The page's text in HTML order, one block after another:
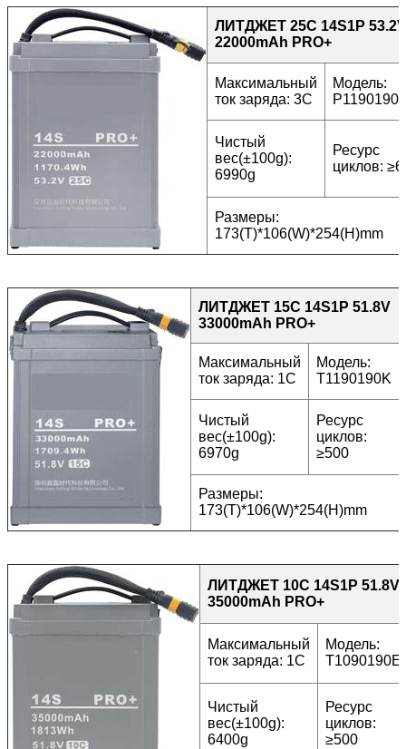
ЛИТДЖЕТ 25C 14S1P 53.2V
22000mAh PRO+
Максимальный
ток заряда: 3C
Модель:
Чистый
вес(±100g):
6990g
Ресурс
циклов:
Размеры:
173(T)*106(W)*254(H)mm
ЛИТДЖЕТ 15C 14S1P 51.8V
33000mAh PRO+
Максимальный
ток заряда: 1C
Модель:
T1190190K
Чистый
вес(±100g):
6970g
Ресурс
циклов:
≥500
Размеры:
173(T)*106(W)*254(H)mm
ЛИТДЖЕТ 10C 14S1P 51.8V
35000mAh PRO+
Максимальный
ток заряда: 1C
Модель:
T1090190E
Чистый
вес(±100g):
6400g
Ресурс
циклов:
≥500